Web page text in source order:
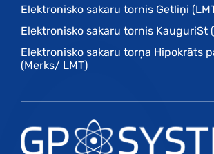
Elektronisko sakaru tornis Getliņi
Elektronisko sakaru tornis KauguriSt
Elektronisko sakaru torņa Hipokrāts
(Merks/ LMT)